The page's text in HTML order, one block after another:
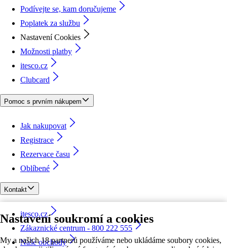
Nastavení soukromí a cookies
My a našich 18 partnerů používáme nebo ukládáme soubory cookies,
Podívejte se, kam doručujeme
Poplatek za službu
Nastavení Cookies
Možnosti platby
itesco.cz
Clubcard
Pomoc s prvním nákupem
Jak nakupovat
Registrace
Rezervace času
Oblíbené
Kontakt
itesco.cz
Zákaznické centrum - 800 222 555
Naše obchody